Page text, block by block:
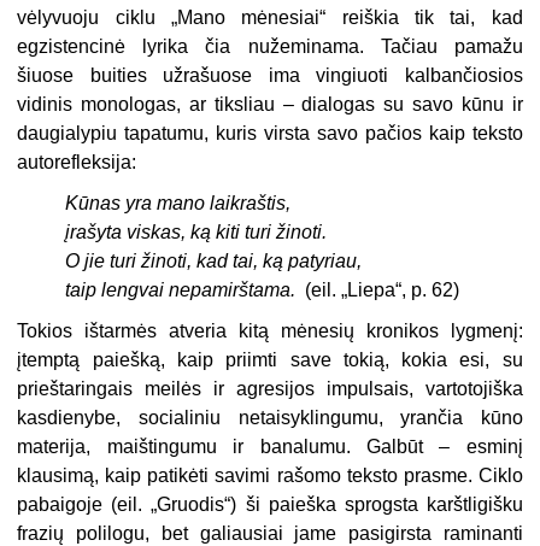
vėlyvuoju ciklu „Mano mėnesiai“ reiškia tik tai, kad
egzistencinė lyrika čia nužeminama. Tačiau pamažu
šiuose buities užrašuose ima vingiuoti kalbančiosios
vidinis monologas, ar tiksliau – dialogas su savo kūnu ir
daugialypiu tapatumu, kuris virsta savo pačios kaip teksto
autorefleksija:
Kūnas yra mano laikraštis,
įrašyta viskas, ką kiti turi žinoti.
O jie turi žinoti, kad tai, ką patyriau,
taip lengvai nepamirštama. (eil. „Liepa“, p. 62)
Tokios ištarmės atveria kitą mėnesių kronikos lygmenį:
įtemptą paiešką, kaip priimti save tokią, kokia esi, su
prieštaringais meilės ir agresijos impulsais, vartotojiška
kasdienybe, socialiniu netaisyklingumu, yrančia kūno
materija, maištingumu ir banalumu. Galbūt – esminį
klausimą, kaip patikėti savimi rašomo teksto prasme. Ciklo
pabaigoje (eil. „Gruodis“) ši paieška sprogsta karštligišku
frazių polilogu, bet galiausiai jame pasigirsta raminanti